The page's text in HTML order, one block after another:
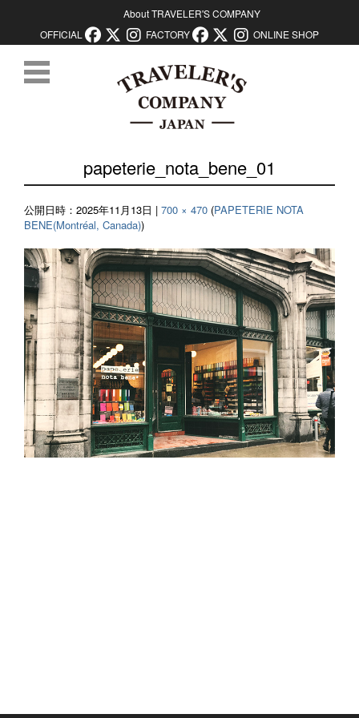
About TRAVELER'S COMPANY
OFFICIAL
FACTORY ONLINE SHOP
papeterie_nota_bene_01
公開日時： 2025年11月13日 | 700 × 470 (PAPETERIE NOTA
BENE(Montréal, Canada))